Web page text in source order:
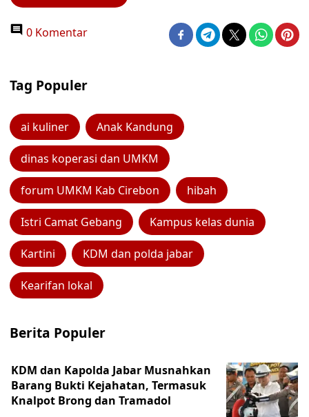
0 Komentar
Tag Populer
ai kuliner Anak Kandung
dinas koperasi dan UMKM
forum UMKM Kab Cirebon hibah
Istri Camat Gebang Kampus kelas dunia
Kartini KDM dan polda jabar
Kearifan lokal
Berita Populer
KDM dan Kapolda Jabar Musnahkan
Barang Bukti Kejahatan, Termasuk
Knalpot Brong dan Tramadol